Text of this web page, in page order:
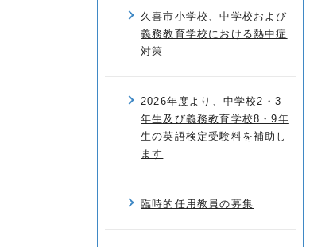
久喜市小学校、中学校および
義務教育学校における熱中症
対策
2026年度より、中学校2・3
年生及び義務教育学校8・9年
生の英語検定受験料を補助し
ます
臨時的任用教員の募集